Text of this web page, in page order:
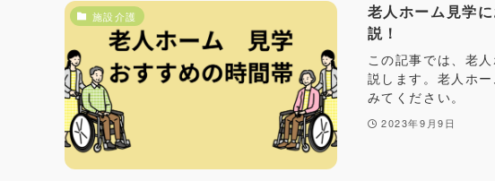
施設介護
老人ホーム見学
説！
この記事では、老
説します。老人ホ
みてください。
2023年9月9日